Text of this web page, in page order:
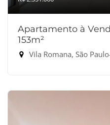
Apartamento à
153m²
Vila Romana, São